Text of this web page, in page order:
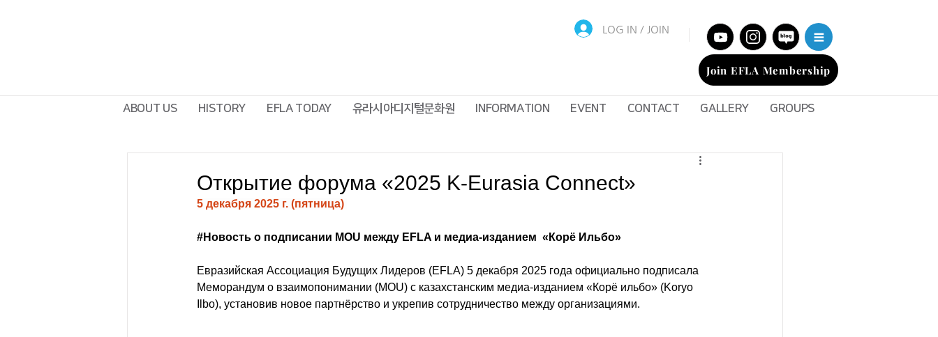
LOG IN / JOIN
Join EFLA Membership
ABOUT US HISTORY EFLA TODAY 유라시아디지털문화원 INFORMATION EVENT CONTACT GALLERY GROUPS
Открытие форума «2025 K-Eurasia Connect»
5 декабря 2025 г. (пятница)
#Новость о подписании MOU между EFLA и медиа-изданием «Корё Ильбо»
Евразийская Ассоциация Будущих Лидеров (EFLA) 5 декабря 2025 года официально подписала
Меморандум о взаимопонимании (MOU) с казахстанским медиа-изданием «Корё ильбо» (Koryo
Ilbo), установив новое партнёрство и укрепив сотрудничество между организациями.